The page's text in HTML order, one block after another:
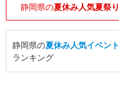
静岡県の夏休み人気夏祭り
静岡県の夏休み人気イベント
ランキング